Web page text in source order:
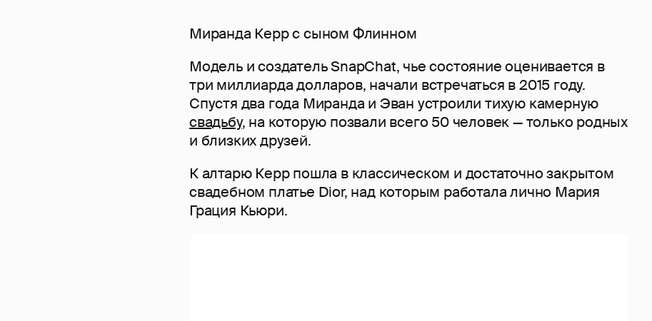
Миранда Керр с сыном Флинном
Модель и создатель SnapChat, чье состояние оценивается в
три миллиарда долларов, начали встречаться в 2015 году.
Спустя два года Миранда и Эван устроили тихую камерную
свадьбу, на которую позвали всего 50 человек — только родных
и близких друзей.
К алтарю Керр пошла в классическом и достаточно закрытом
свадебном платье Dior, над которым работала лично Мария
Грация Кьюри.